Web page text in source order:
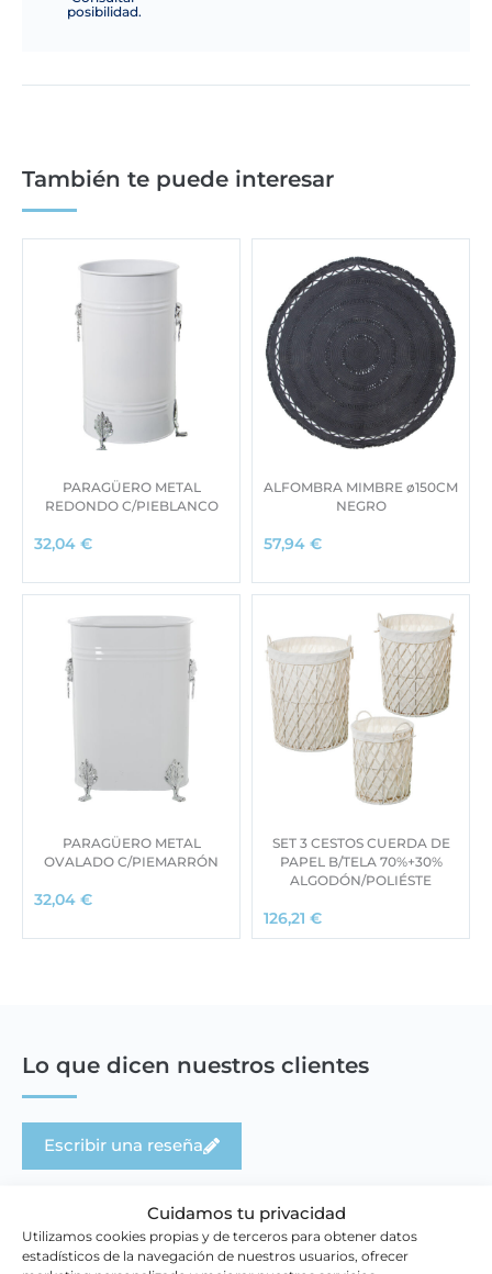
Cuidamos tu privacidad
Utilizamos cookies propias y de terceros para obtener datos
estadísticos de la navegación de nuestros usuarios, ofrecer
posibilidad.
También te puede interesar
PARAGÜERO METAL
REDONDO C/PIEBLANCO
32,04 €
ALFOMBRA MIMBRE ø150CM
NEGRO
57,94 €
PARAGÜERO METAL
OVALADO C/PIEMARRÓN
32,04 €
SET 3 CESTOS CUERDA DE
PAPEL B/TELA 70%+30%
ALGODÓN/POLIÉSTE
126,21 €
Lo que dicen nuestros clientes
Escribir una reseña